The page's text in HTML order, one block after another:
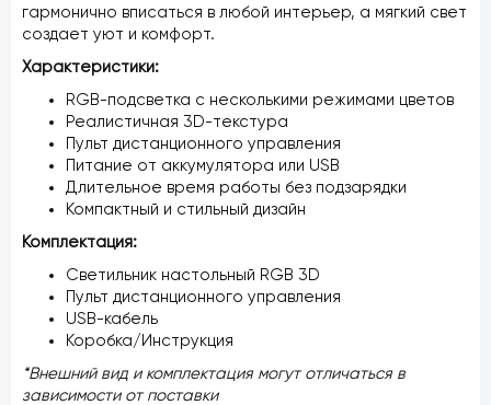
гармонично вписаться в любой интерьер, а мягкий свет
создает уют и комфорт.
Характеристики:
RGB-подсветка с несколькими режимами цветов
Реалистичная 3D-текстура
Пульт дистанционного управления
Питание от аккумулятора или USB
Длительное время работы без подзарядки
Компактный и стильный дизайн
Комплектация:
Светильник настольный RGB 3D
Пульт дистанционного управления
USB-кабель
Коробка/Инструкция
*Внешний вид и комплектация могут отличаться в
зависимости от поставки